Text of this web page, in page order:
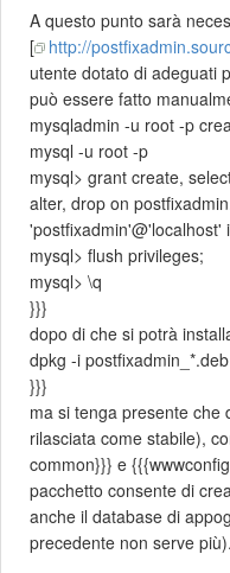
A questo punto sarà
[
http://
utente dotato di adeguati
può essere fatto
mysqladmin -u root -p
mysql -u root -p
mysql> grant create,
alter, drop on
'postfixadmin'@'localhost'
mysql> flush privileges;
mysql> \q
}}}
dopo di che si potrà
dpkg -i postfixadmin_*.deb
}}}
ma si tenga presente che
rilasciata come stabile),
common}}} e
pacchetto consente di
anche il database di
precedente non serve più).